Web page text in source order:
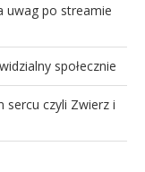
uwag po streamie
społecznie
sercu czyli Zwierz i